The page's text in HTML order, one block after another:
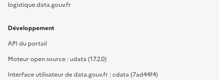
logistique.data.gouv.fr
Développement
API du portail
Moteur open source : udata (17.2.0)
Interface utilisateur de data.gouv.fr : cdata (7ad44f4)